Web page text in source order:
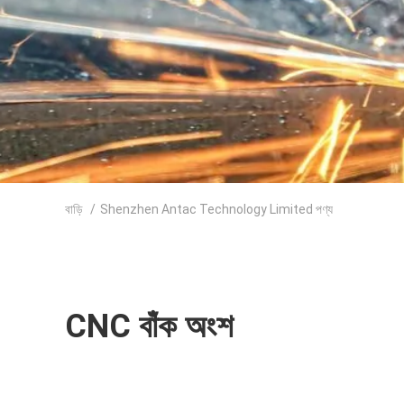
বাড়ি / Shenzhen Antac Technology Limited পণ্য
CNC বাঁক অংশ